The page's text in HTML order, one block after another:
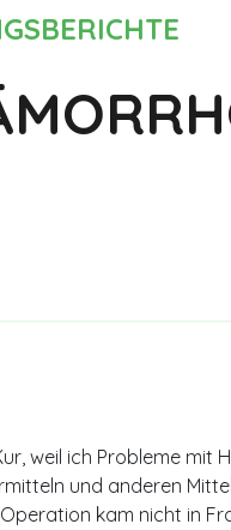
weil ich Probleme mit
und anderen
kam nicht in